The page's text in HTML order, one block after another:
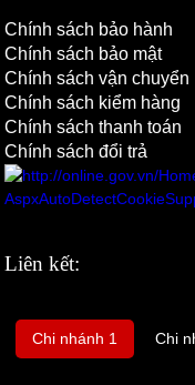
Chính sách bảo hành
Chính sách bảo mật
Chính sách vận chuyển
Chính sách kiểm hàng
Chính sách thanh toán
Chính sách đổi trả
Liên kết:
Chi nhánh 1 Chi